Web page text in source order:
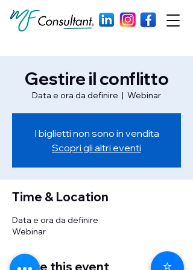
Gestire il conflitto
Data e ora da definire
  |
Webinar
I biglietti non sono in vendita
Scopri gli altri eventi
Time & Location
Data e ora da definire
Webinar
Share this event ⭐